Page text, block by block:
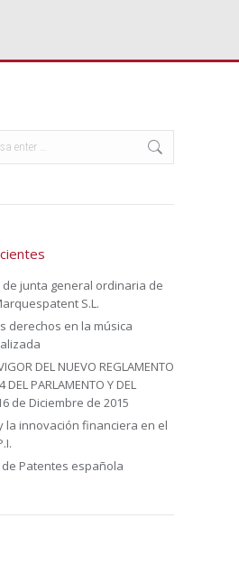
de junta general ordinaria de
S.L.
derechos en la música
DEL NUEVO REGLAMENTO
DEL PARLAMENTO Y DEL
de Diciembre de 2015
la innovación financiera en el
de Patentes española